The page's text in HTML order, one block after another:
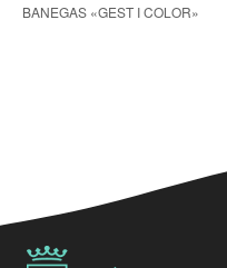
BANEGAS «GEST I COLOR»